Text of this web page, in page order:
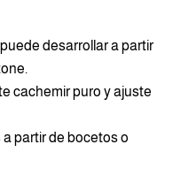
desarrollar a partir
cachemir puro y ajuste
partir de bocetos o